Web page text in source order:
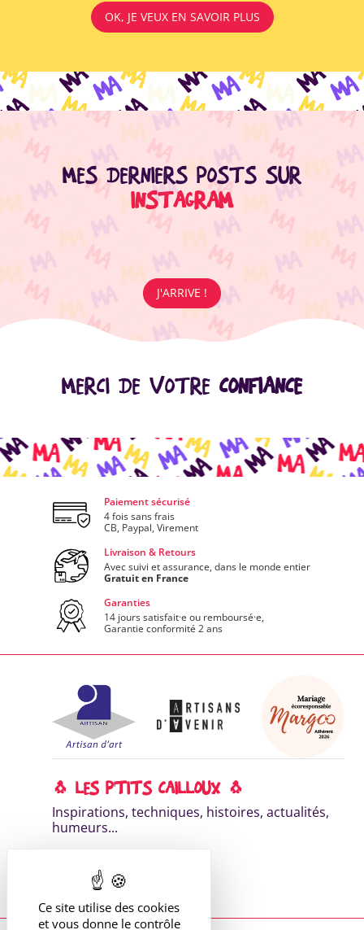
OK, JE VEUX EN SAVOIR PLUS
MES DERNIERS POSTS SUR
INSTAGRAM
J'ARRIVE !
MERCI DE VOTRE CONFIANCE
Paiement sécurisé
4 fois sans frais
CB, Paypal, Virement
Livraison & Retours
Avec suivi et assurance, dans le monde entier
Gratuit en France
Garanties
14 jours satisfait·e ou remboursé·e,
Garantie conformité 2 ans
🐧 LES P'TITS CAILLOUX 🐧
Inspirations, techniques, histoires, actualités,
humeurs...
Lis les éditions précédentes
Ce site utilise des cookies
et vous donne le contrôle